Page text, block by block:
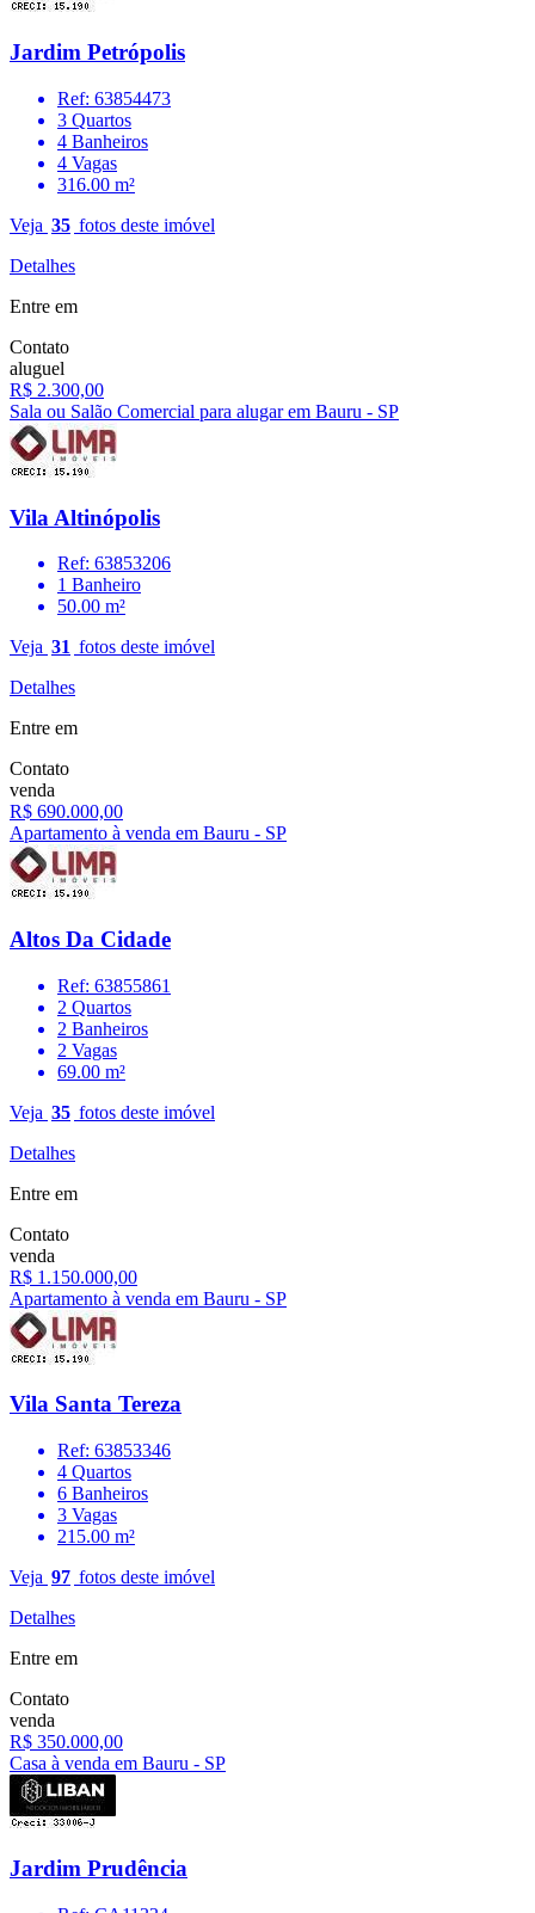
Jardim Petrópolis
Ref: 63854473
3 Quartos
4 Banheiros
4 Vagas
316.00 m²
Veja 35 fotos deste imóvel
Detalhes
Entre em
Contato
aluguel
R$ 2.300,00
Sala ou Salão Comercial para alugar em Bauru - SP
Vila Altinópolis
Ref: 63853206
1 Banheiro
50.00 m²
Veja 31 fotos deste imóvel
Detalhes
Entre em
Contato
venda
R$ 690.000,00
Apartamento à venda em Bauru - SP
Altos Da Cidade
Ref: 63855861
2 Quartos
2 Banheiros
2 Vagas
69.00 m²
Veja 35 fotos deste imóvel
Detalhes
Entre em
Contato
venda
R$ 1.150.000,00
Apartamento à venda em Bauru - SP
Vila Santa Tereza
Ref: 63853346
4 Quartos
6 Banheiros
3 Vagas
215.00 m²
Veja 97 fotos deste imóvel
Detalhes
Entre em
Contato
venda
R$ 350.000,00
Casa à venda em Bauru - SP
Jardim Prudência